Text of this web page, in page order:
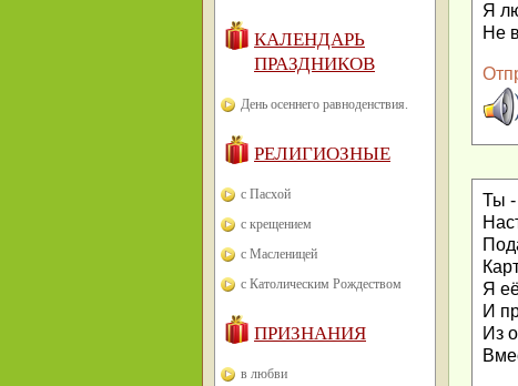
КАЛЕНДАРЬ
ПРАЗДНИКОВ
День осеннего равноденствия.
РЕЛИГИОЗНЫЕ
с Пасхой
с крещением
с Масленицей
с Католическим Рождеством
ПРИЗНАНИЯ
в любви
Я
Не
Ты -
Я
И
Из